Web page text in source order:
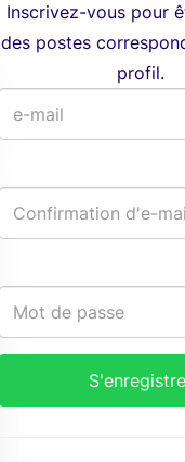
Inscrivez-vous pour
des postes
profil.